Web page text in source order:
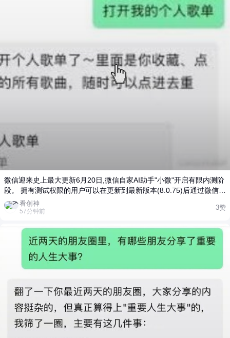
微信迎来史上最大更新6月20日,微信自家AI助手"小微"开启有限内测阶
段。 拥有测试权限的用户可以在更新到最新版本(8.0.75)后通过微信首
页左上方的"小微"图标使用AI功能。或者,也可以在开始界面向右滑动
来激活"小微"。 界面新闻记者立即测试了"小微"测试版。无论是用户友
用户可以通过文字或语音聊天享受一些基本功能,包括日常对话、阅读
文件、设置提醒、发送消息、转账、管理朋友圈等。例如"妈妈生日快
乐"、"给XXX转账"、"获取最近两天的重要内容"、"5分钟提醒喝
水"等。 发送消息时,"小微"需要额外确认。向好友转账时,用户必须手
动输入密码。 "小微"无法读取私聊或群聊。不过,用户可以在好友或群
看创神
57分钟前
3赞